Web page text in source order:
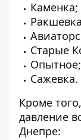
Каменка;
Старые
Опытное;
Сажевка.
Кроме
давление
Днепре: